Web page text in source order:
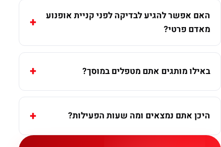
האם אפשר להגיע לבדיקה לפני קניית אופנוע
מאדם פרטי?
באילו מותגים אתם מטפלים במוסך?
היכן אתם נמצאים ומה שעות הפעילות?